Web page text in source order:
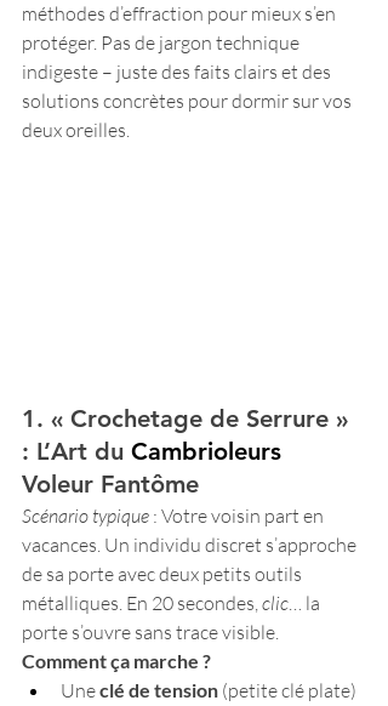
méthodes d’effraction pour mieux s’en
protéger. Pas de jargon technique
indigeste – juste des faits clairs et des
solutions concrètes pour dormir sur vos
deux oreilles.
1. « Crochetage de Serrure »
: L’Art du Cambrioleurs
Voleur Fantôme
Scénario typique : Votre voisin part en
vacances. Un individu discret s’approche
de sa porte avec deux petits outils
métalliques. En 20 secondes, clic… la
porte s’ouvre sans trace visible.
Comment ça marche ?
Une clé de tension (petite clé plate)